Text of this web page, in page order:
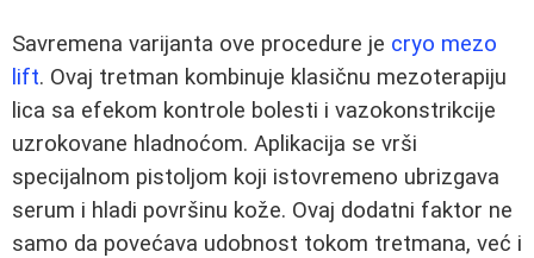
Savremena varijanta ove procedure je cryo mezo
lift. Ovaj tretman kombinuje klasičnu mezoterapiju
lica sa efekom kontrole bolesti i vazokonstrikcije
uzrokovane hladnoćom. Aplikacija se vrši
specijalnom pistoljom koji istovremeno ubrizgava
serum i hladi površinu kože. Ovaj dodatni faktor ne
samo da povećava udobnost tokom tretmana, već i